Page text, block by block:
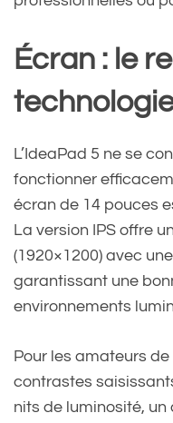
Écran : le
L’IdeaPad 5 ne se
fonctionner
écran de 14 pouces
La version IPS offre
(1920×1200) avec
garantissant une
environnements
Pour les amateurs
contrastes
nits de luminosité,